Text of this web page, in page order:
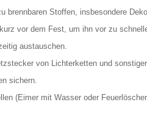
brennbaren Stoffen, insbesondere
vor dem Fest, um ihn vor zu
austauschen.
von Lichterketten und
sichern.
(Eimer mit Wasser oder